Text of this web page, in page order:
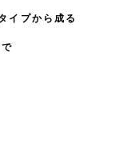
イプから成る